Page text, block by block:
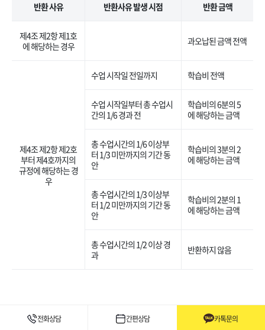
반환 사유 반환사유 발생 시점 반환 금액
제4조 제2항 제1호
에 해당하는 경우
과오납된 금액 전액
제4조 제2항 제2호
부터 제4호까지의
규정에 해당하는 경
우
수업 시작일 전일까지 학습비 전액
수업 시작일부터 총 수업시
간의 1/6 경과 전
학습비의 6분의 5
에 해당하는 금액
총 수업시간의 1/6 이상부
터 1/3 미만까지의 기간 동
안
학습비의 3분의 2
에 해당하는 금액
총 수업시간의 1/3 이상부
터 1/2 미만까지의 기간 동
안
학습비의 2분의 1
에 해당하는 금액
총 수업시간의 1/2 이상 경
과
반환하지 않음
전화상담 간편상담 카톡문의